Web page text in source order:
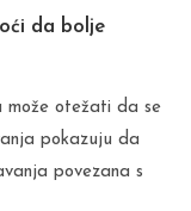
da bolje
može otežati da se
pokazuju da
povezana s